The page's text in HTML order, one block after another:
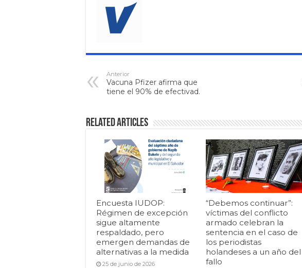
Anterior
Vacuna Pfizer afirma que
tiene el 90% de efectivad.
Related Articles
Encuesta IUDOP:
Régimen de excepción
sigue altamente
respaldado, pero
emergen demandas de
alternativas a la medida
25 de junio de 2026
“Debemos continuar”:
víctimas del conflicto
armado celebran la
sentencia en el caso de
los periodistas
holandeses a un año del
fallo